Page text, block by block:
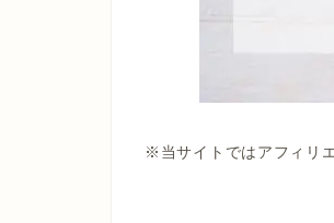
※当サイトではアフィリ